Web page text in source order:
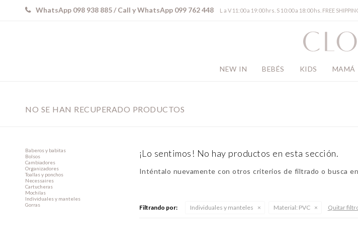
NEW IN BEBÉS KIDS MAMÁ
WhatsApp 098 938 885 / Call y WhatsApp 099 762 448 L a V 11:00 a 19:00 hrs. S 10:00 a 18:00 hs. FREE
NO SE HAN RECUPERADO PRODUCTOS
¡Lo sentimos! No hay productos en esta sección.
Inténtalo nuevamente con otros criterios de filtrado o busca
Filtrando por: Individuales y manteles Material: PVC Quitar
Baberos y babitas
Bolsos
Cambiadores
Organizadores
Toallas y ponchos
Necessaires
Cartucheras
Mochilas
Individuales y manteles
Gorras